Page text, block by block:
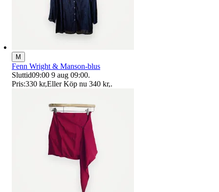
M
Fenn Wright & Manson-blus
Sluttid09:00 9 aug 09:00.
Pris:330 kr,Eller Köp nu 340 kr,.